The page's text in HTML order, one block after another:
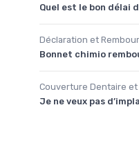
Quel est le bon délai
Déclaration et
Bonnet chimio
Couverture Dentaire et
Je ne veux pas